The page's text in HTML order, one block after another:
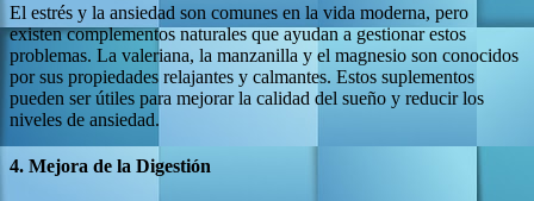
El estrés y la ansiedad son comunes en la vida moderna, pero
existen complementos naturales que ayudan a gestionar estos
problemas. La valeriana, la manzanilla y el magnesio son conocidos
por sus propiedades relajantes y calmantes. Estos suplementos
pueden ser útiles para mejorar la calidad del sueño y reducir los
niveles de ansiedad.
4. Mejora de la Digestión